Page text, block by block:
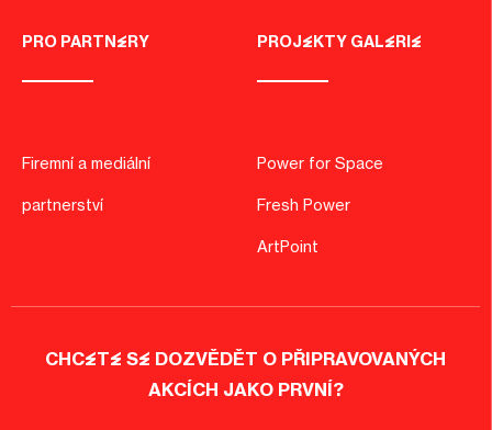
PRO PARTNERY
Firemní a mediální
partnerství
PROJEKTY GALERIE
Power for Space
Fresh Power
ArtPoint
CHCETE SE DOZVĚDĚT O PŘIPRAVOVANÝCH
AKCÍCH JAKO PRVNÍ?